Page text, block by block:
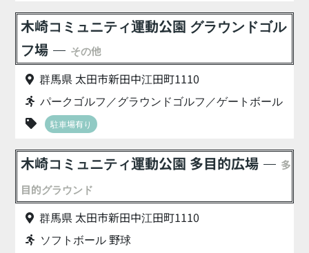
木崎コミュニティ運動公園 グラウンドゴル
フ場
その他
群馬県 太田市新田中江田町1110
パークゴルフ／グラウンドゴルフ／ゲートボール
駐車場有り
木崎コミュニティ運動公園 多目的広場
多
目的グラウンド
群馬県 太田市新田中江田町1110
ソフトボール 野球